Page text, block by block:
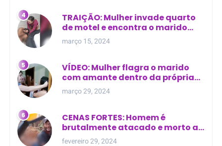
TRAIÇÃO: Mulher invade quarto
de motel e encontra o marido
com outra na cama
março 15, 2024
VÍDEO: Mulher flagra o marido
com amante dentro da própria
residência
março 29, 2024
CENAS FORTES: Homem é
brutalmente atacado e morto a
golpes de facão em joão lisboa
fevereiro 29, 2024